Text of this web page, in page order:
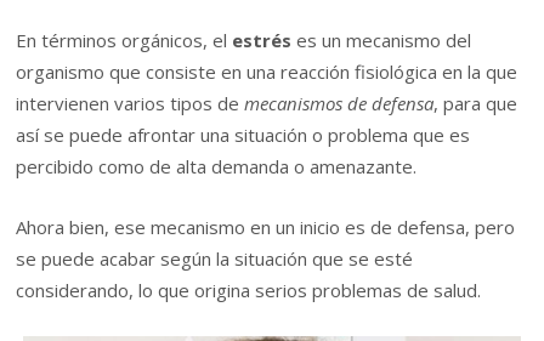
En términos orgánicos, el estrés es un mecanismo del
organismo que consiste en una reacción fisiológica en la que
intervienen varios tipos demecanismos de defensa, para que
así se puede afrontar una situación o problema que es
percibido como de alta demanda o amenazante.
Ahora bien, ese mecanismo en un inicio es de defensa, pero
se puede acabar según la situación que se esté
considerando, lo que origina serios problemas de salud.